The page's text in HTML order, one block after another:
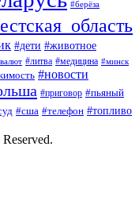
#берёза
#дети #животное
#литва #медицина #минск
#новости
#приговор #пьяный
#сша #телефон #топливо